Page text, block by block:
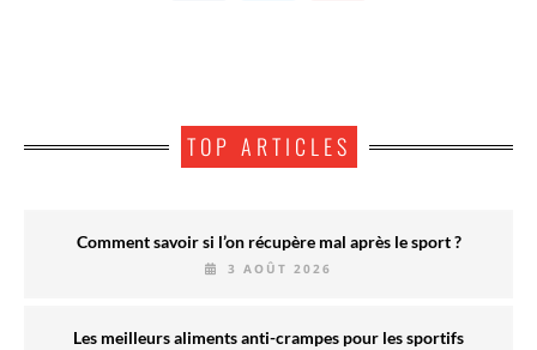
TOP ARTICLES
Comment savoir si l’on récupère mal après le sport ?
3 AOÛT 2026
Les meilleurs aliments anti-crampes pour les sportifs